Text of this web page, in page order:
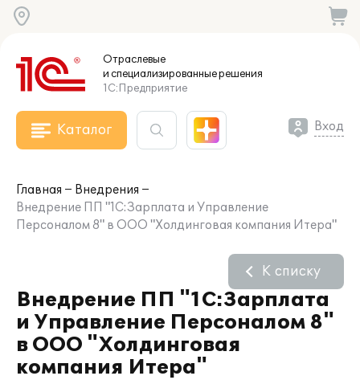
Отраслевые
и специализированныерешения
1С:Предприятие
Каталог Вход
Главная
Внедрения
Внедрение ПП "1С:Зарплата и Управление
Персоналом 8" в ООО "Холдинговая компания Итера"
Внедрение ПП "1С:Зарплата
и Управление Персоналом 8"
в ООО "Холдинговая
компания Итера"
К списку